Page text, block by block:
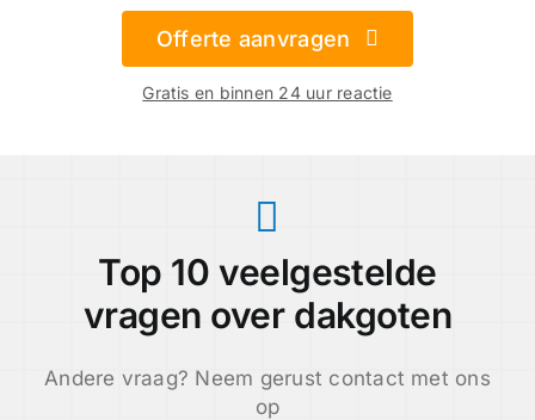
Offerte aanvragen
Gratis en binnen 24 uur reactie
Top 10 veelgestelde
vragen over dakgoten
Andere vraag? Neem gerust contact met ons
op